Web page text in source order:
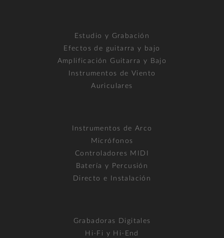
Estudio y Grabación
Efectos de guitarra y bajo
Amplificación Guitarra y Bajo
Instrumentos de Viento
Auriculares
Instrumentos de Arco
Micrófonos
Controladores MIDI
Batería y Percusión
Directo e Instalación
Grabadoras Digitales
Hi-Fi y Hi-End